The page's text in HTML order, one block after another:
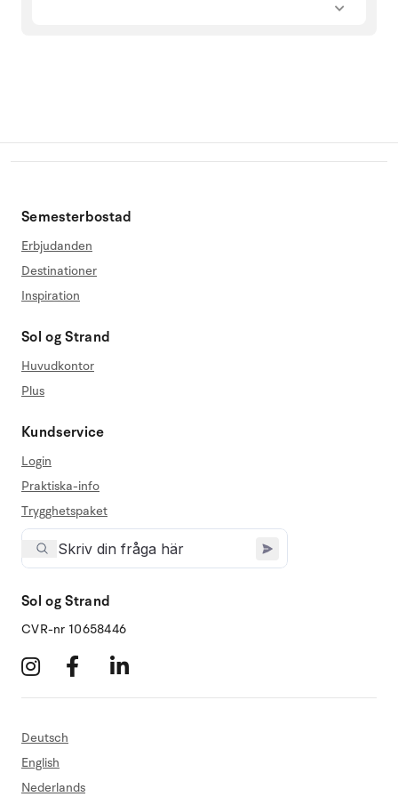
Semesterbostad
Erbjudanden
Destinationer
Inspiration
Sol og Strand
Huvudkontor
Plus
Kundservice
Login
Praktiska-info
Trygghetspaket
Sol og Strand
CVR-nr 10658446
Deutsch
English
Nederlands